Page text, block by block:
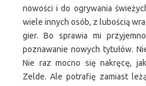
nowości i do ogrywania
wiele innych osób, z lubością
gier. Bo sprawia mi
poznawanie nowych tytułów.
Nie raz mocno się nakręcę,
Zelde. Ale potrafię zamiast